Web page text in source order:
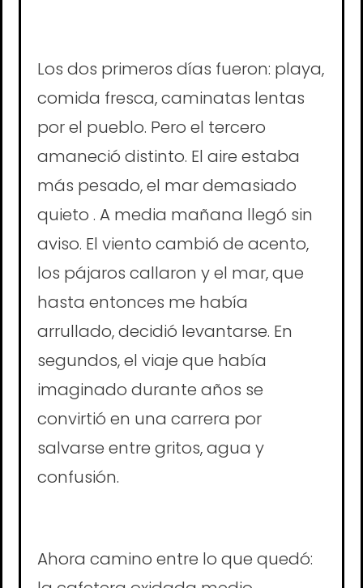
Los dos primeros días fueron: playa,
comida fresca, caminatas lentas
por el pueblo. Pero el tercero
amaneció distinto. El aire estaba
más pesado, el mar demasiado
quieto . A media mañana llegó sin
aviso. El viento cambió de acento,
los pájaros callaron y el mar, que
hasta entonces me había
arrullado, decidió levantarse. En
segundos, el viaje que había
imaginado durante años se
convirtió en una carrera por
salvarse entre gritos, agua y
confusión.
Ahora camino entre lo que quedó: